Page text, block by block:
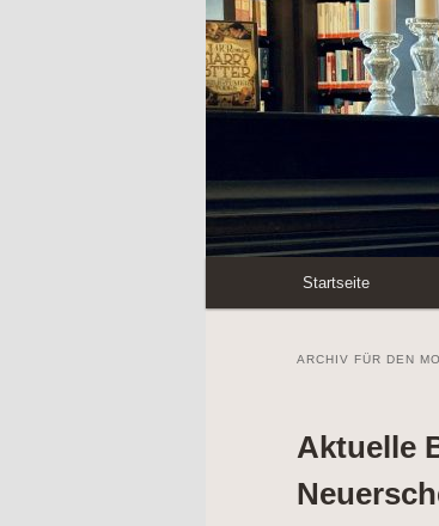
Zum
Zum
wechseln
Startseite
ARCHIV FÜR DEN
Aktuelle